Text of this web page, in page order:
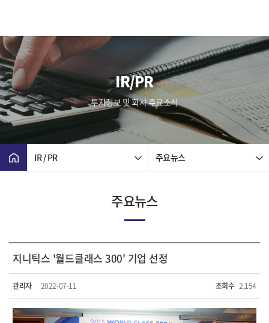
IR/PR
투자정보 및 회사 주요소식
IR / PR 주요뉴스
주요뉴스
지니틱스 '월드클래스 300' 기업 선정
관리자 2022-07-11 조회수 2,154